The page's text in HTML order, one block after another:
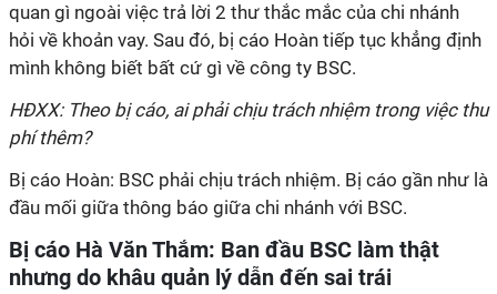
quan gì ngoài việc trả lời 2 thư thắc mắc của chi nhánh
hỏi về khoản vay. Sau đó, bị cáo Hoàn tiếp tục khẳng định
mình không biết bất cứ gì về công ty BSC.
HĐXX: Theo bị cáo, ai phải chịu trách nhiệm trong việc thu
phí thêm?
Bị cáo Hoàn: BSC phải chịu trách nhiệm. Bị cáo gần như là
đầu mối giữa thông báo giữa chi nhánh với BSC.
Bị cáo Hà Văn Thắm: Ban đầu BSC làm thật
nhưng do khâu quản lý dẫn đến sai trái